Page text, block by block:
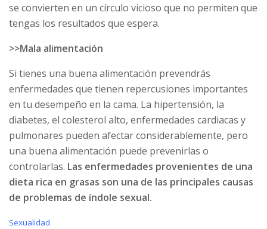
se convierten en un círculo vicioso que no permiten que
tengas los resultados que espera.
>>Mala alimentación
Si tienes una buena alimentación prevendrás
enfermedades que tienen repercusiones importantes
en tu desempeño en la cama. La hipertensión, la
diabetes, el colesterol alto, enfermedades cardiacas y
pulmonares pueden afectar considerablemente, pero
una buena alimentación puede prevenirlas o
controlarlas. Las enfermedades provenientes de una
dieta rica en grasas son una de las principales causas
de problemas de índole sexual.
C
Sexualidad